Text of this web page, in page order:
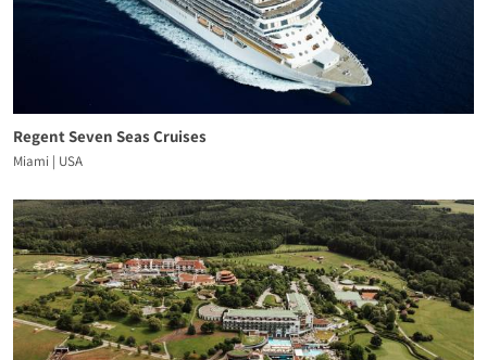
Regent Seven Seas Cruises
Miami | USA